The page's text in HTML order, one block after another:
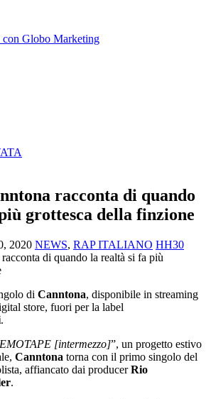
racconta di quando
grottesca della finzione
2020 NEWS, RAP ITALIANO HH30
di Canntona, disponibile in streaming
store, fuori per la label
.
[intermezzo]”, un progetto estivo
Canntona torna con il primo singolo del
affiancato dai producerRio
.